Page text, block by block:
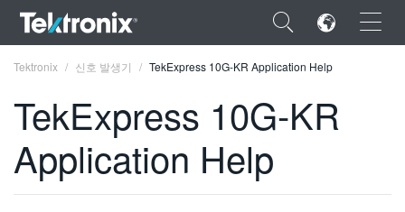
×
ENGLISH
Tektronix 신호 발생기 TekExpress 10G-KR Application Help
TekExpress 10G-KR
Application Help